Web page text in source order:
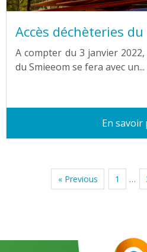
Accès déchèteries du
A compter du 3 janvier
du Smieeom se fera avec un...
En savoir
« Previous 1 …